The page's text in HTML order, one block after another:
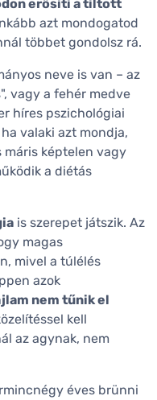
erősíti a tiltott
azt mondogatod
többet gondolsz rá.
neve is van – az
vagy a fehér medve
híres pszichológiai
valaki azt mondja,
máris képtelen vagy
a diétás
is szerepet játszik. Az
magas
mivel a túlélés
azok
nem tűnik el
kell
az agynak, nem
éves brünni